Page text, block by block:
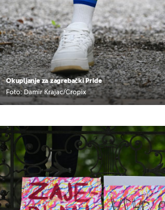
Okupljanje za zagrebački Pride
Foto: Damir Krajac/Cropix